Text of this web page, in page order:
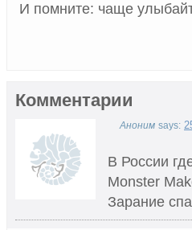
И помните: чаще
Комментарии
Аноним says:
В России
Monster
Зарание